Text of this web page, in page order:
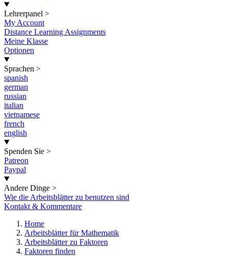
Lehrerpanel >
My Account
Distance Learning Assignments
Meine Klasse
Optionen
Sprachen >
spanish
german
russian
italian
vietnamese
french
english
Spenden Sie >
Patreon
Paypal
Andere Dinge >
Wie die Arbeitsblätter zu benutzen sind
Kontakt & Kommentare
Home
Arbeitsblätter für Mathematik
Arbeitsblätter zu Faktoren
Faktoren finden